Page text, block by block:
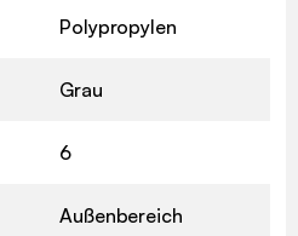
Polypropylen
Grau
6
Außenbereich